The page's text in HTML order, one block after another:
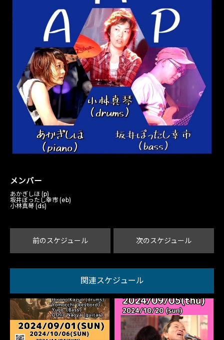
メンバー
あかぎしほ (p)
坂井ぼったし幸市 (eb)
小林真琴 (ds)
前のスケジュール 次のスケジュール
関連スケジュール